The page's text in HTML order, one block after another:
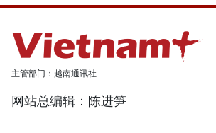
主管部门：越南通讯社
网站总编辑：陈进笋